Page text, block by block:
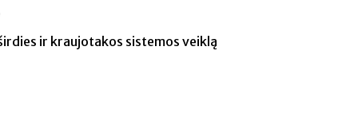
ir kraujotakos sistemos veiklą